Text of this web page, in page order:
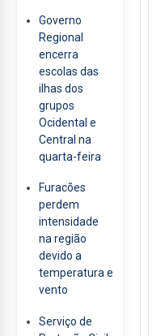
Governo
Regional
encerra
escolas das
ilhas dos
grupos
Ocidental e
Central na
quarta-feira
Furacões
perdem
intensidade
na região
devido a
temperatura e
vento
Serviço de